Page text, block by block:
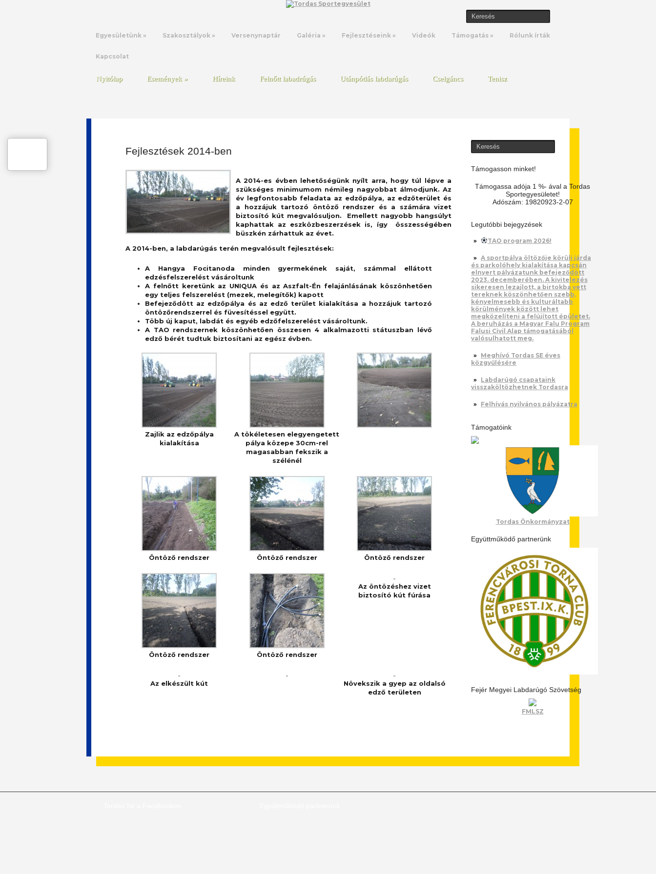
Egyesületünk » Szakosztályok » Versenynaptár Galéria » Fejlesztéseink » Videók Támogatás » Rólunk írták
Kapcsolat
Nyitólap Események » Híreink Felnőtt labadrúgás Utánpótlás labdarúgás Cselgáncs Tenisz
Támogasson minket!
Támogassa adója 1 %- ával a Tordas
Sportegyesületet!
Adószám: 19820923-2-07
Legutóbbi bejegyzések
TAO program 2026!
A sportpálya öltözője körüli járda
és parkolóhely kialakítása kapcsán
elnyert pályázatunk befejeződött
2023. decemberében. A kivitelezés
sikeresen lezajlott, a birtokba vett
tereknek köszönhetően szebb,
kényelmesebb és kulturáltabb
körülmények között lehet
megközelíteni a felújított épületet.
A beruházás a Magyar Falu Program
Falusi Civil Alap támogatásából
valósulhatott meg.
Meghívó Tordas SE éves
közgyűlésére
Labdarúgó csapataink
visszaköltözhetnek Tordasra
Felhívás nyilvános pályázatra
Támogatóink
Tordas Önkormányzat
Együttműködő partnerünk
Fejér Megyei Labdarúgó Szövetség
FMLSZ
Fejlesztések 2014-ben
A 2014-es évben lehetőségünk nyílt arra, hogy túl lépve a
szükséges minimumom némileg nagyobbat álmodjunk. Az
év legfontosabb feladata az edzőpálya, az edzőterület és
a hozzájuk tartozó öntöző rendszer és a számára vizet
biztosító kút megvalósuljon. Emellett nagyobb hangsúlyt
kaphattak az eszközbeszerzések is, így összességében
büszkén zárhattuk az évet.
A 2014-ben, a labdarúgás terén megvalósult fejlesztések:
A Hangya Focitanoda minden gyermekének saját, számmal ellátott
edzésfelszerelést vásároltunk
A felnőtt keretünk az UNIQUA és az Aszfalt-Én felajánlásának köszönhetően
egy teljes felszerelést (mezek, melegítők) kapott
Befejeződött az edzőpálya és az edző terület kialakítása a hozzájuk tartozó
öntözőrendszerrel és füvesítéssel együtt.
Több új kaput, labdát és egyéb edzőfelszerelést vásároltunk.
A TAO rendszernek köszönhetően összesen 4 alkalmazotti státuszban lévő
edző bérét tudtuk biztosítani az egész évben.
Zajlik az edzőpálya
kialakítása
A tökéletesen elegyengetett
pálya közepe 30cm-rel
magasabban fekszik a
szélénél
Öntöző rendszer Öntöző rendszer Öntöző rendszer
Öntöző rendszer Öntöző rendszer
Az öntözéshez vizet
biztosító kút fúrása
Az elkészült kút
Növekszik a gyep az oldalsó
edző területen